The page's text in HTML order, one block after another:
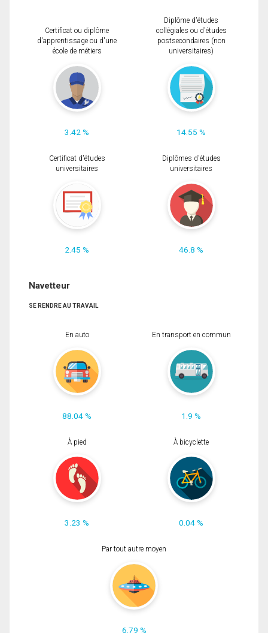
Certificat ou diplôme
d'apprentissage ou d'une
école de métiers
3.42 %
Diplôme d'études
collégiales ou d'études
postsecondaires (non
universitaires)
14.55 %
Certificat d'études
universitaires
2.45 %
Diplômes d'études
universitaires
46.8 %
Navetteur
SE RENDRE AU TRAVAIL
En auto
88.04 %
En transport en commun
1.9 %
À pied
3.23 %
À bicyclette
0.04 %
Par tout autre moyen
6.79 %